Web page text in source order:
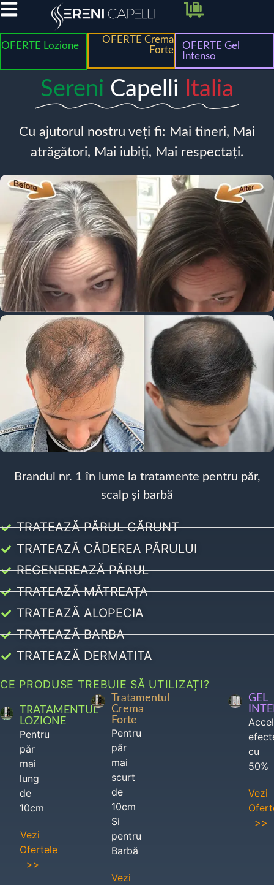
OFERTE Lozione
OFERTE Crema
Forte
OFERTE Gel
Intenso
Sereni Capelli Italia
Cu ajutorul nostru veți fi: Mai tineri, Mai
atrăgători, Mai iubiți, Mai respectați.
Brandul nr. 1 în lume la tratamente pentru păr,
scalp și barbă
TRATEAZĂ PĂRUL CĂRUNT
TRATEAZĂ CĂDEREA PĂRULUI
REGENEREAZĂ PĂRUL
TRATEAZĂ MĂTREAȚA
TRATEAZĂ ALOPECIA
TRATEAZĂ BARBA
TRATEAZĂ DERMATITA
CE PRODUSE TREBUIE SĂ UTILIZAȚI?
TRATAMENTUL
LOZIONE
Pentru
păr
mai
lung
de
10cm
Vezi
Ofertele
>>
Tratamentul
Crema
Forte
Pentru
păr
mai
scurt
de
10cm
Si
pentru
Barbă
Vezi
GEL
cu
50%
Vezi
>>